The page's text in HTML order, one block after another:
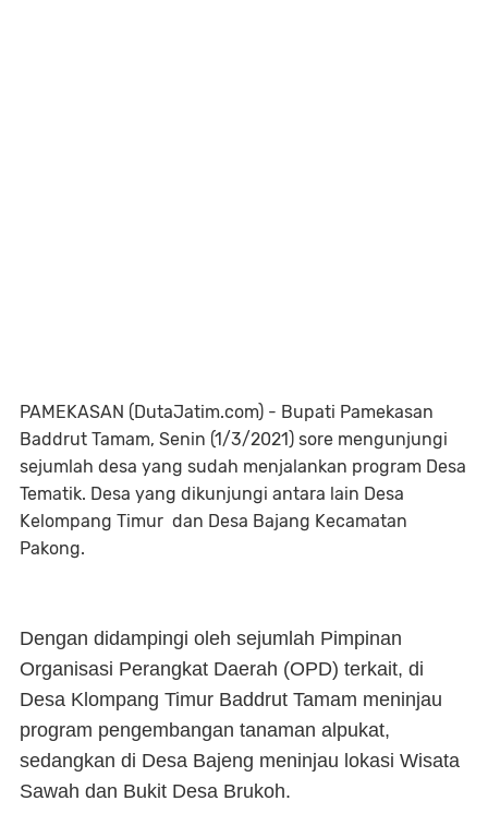
PAMEKASAN (DutaJatim.com) - Bupati Pamekasan
Baddrut Tamam, Senin (1/3/2021) sore mengunjungi
sejumlah desa yang sudah menjalankan program Desa
Tematik. Desa yang dikunjungi antara lain Desa
Kelompang Timur dan Desa Bajang Kecamatan
Pakong.
Dengan didampingi oleh sejumlah Pimpinan
Organisasi Perangkat Daerah (OPD) terkait, di
Desa Klompang Timur Baddrut Tamam meninjau
program pengembangan tanaman alpukat,
sedangkan di Desa Bajeng meninjau lokasi Wisata
Sawah dan Bukit Desa Brukoh.